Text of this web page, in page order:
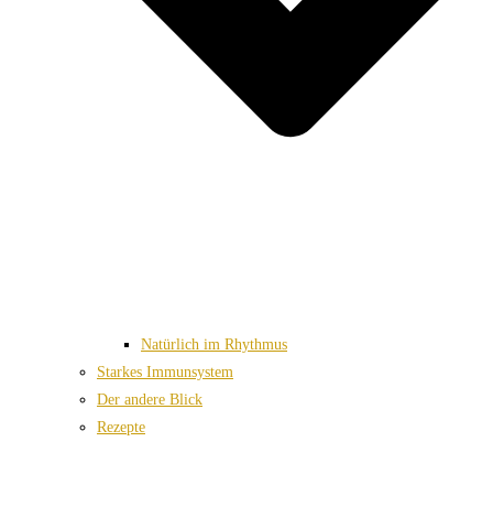
Natürlich im Rhythmus
Starkes Immunsystem
Der andere Blick
Rezepte